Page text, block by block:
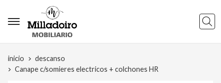
inicio
descanso
Canape c/somieres electricos + colchones HR